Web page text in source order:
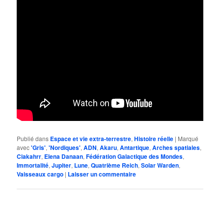
Publié dans Espace et vie extra-terrestre,Histoire réelle | Marqué
avec'Gris','Nordiques',ADN,Akaru,Antartique,Arches spatiales,
Ciakahrr, Elena Danaan,Fédération Galactique des Mondes,
Immortalité,Jupiter, Lune,Quatrième Reich,Solar Warden,
Vaisseaux cargo | Laisser un commentaire